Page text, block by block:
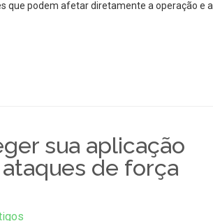
que podem afetar diretamente a operação e a
sua aplicação
de força